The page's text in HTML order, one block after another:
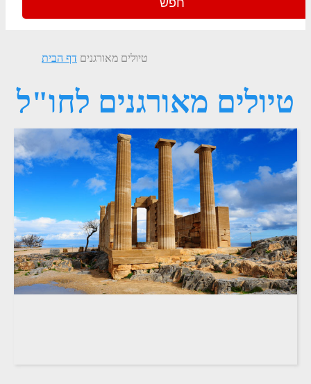
דף הבית טיולים מאורגנים
טיולים מאורגנים לחו"ל